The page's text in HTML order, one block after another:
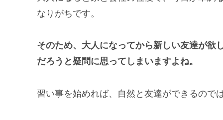
なりがちです。
そのため、大人になってから新しい友達が欲
だろうと疑問に思ってしまいますよね。
習い事を始めれば、自然と友達ができるので